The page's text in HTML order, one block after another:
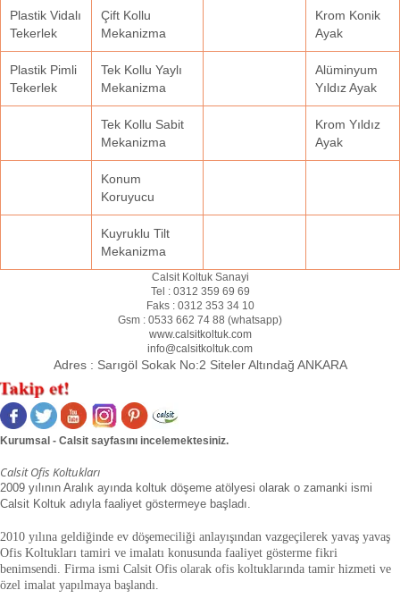
Plastik Vidalı
Tekerlek
Çift Kollu
Mekanizma
Krom Konik
Ayak
Plastik Pimli
Tekerlek
Tek Kollu Yaylı
Mekanizma
Alüminyum
Yıldız Ayak
Tek Kollu Sabit
Mekanizma
Krom Yıldız
Ayak
Konum
Koruyucu
Kuyruklu Tilt
Mekanizma
Calsit Koltuk Sanayi
Tel : 0312 359 69 69
Faks : 0312 353 34 10
Gsm : 0533 662 74 88 (whatsapp)
www.calsitkoltuk.com
info@calsitkoltuk.com
Adres : Sarıgöl Sokak No:2 Siteler Altındağ ANKARA
Kurumsal - Calsit sayfasını incelemektesiniz.
Calsit Ofis Koltukları
2009 yılının Aralık ayında koltuk döşeme atölyesi olarak o zamanki ismi
Calsit Koltuk adıyla faaliyet göstermeye başladı.
2010 yılına geldiğinde ev döşemeciliği anlayışından vazgeçilerek yavaş yavaş
Ofis Koltukları tamiri ve imalatı konusunda faaliyet gösterme fikri
benimsendi. Firma ismi Calsit Ofis olarak ofis koltuklarında tamir hizmeti ve
özel imalat yapılmaya başlandı.